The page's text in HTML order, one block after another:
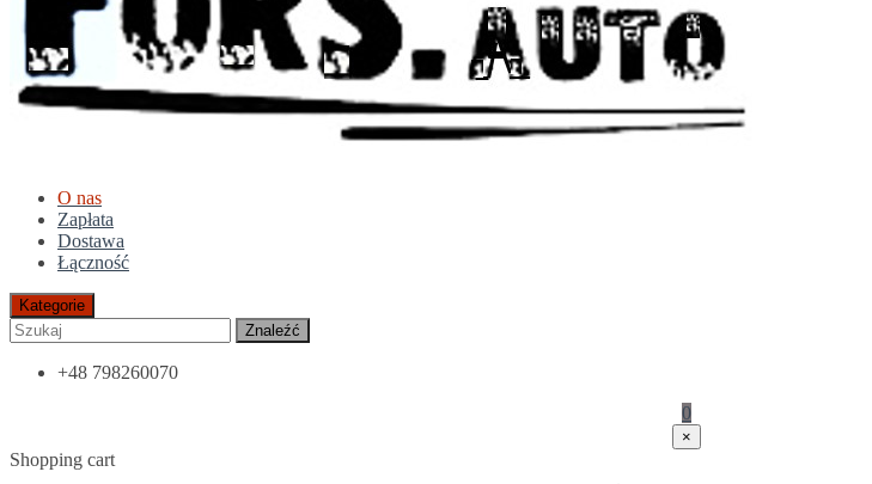
O nas
Zapłata
Dostawa
Łączność
Kategorie
Znaleźć
+48 798260070
0
×
Shopping cart